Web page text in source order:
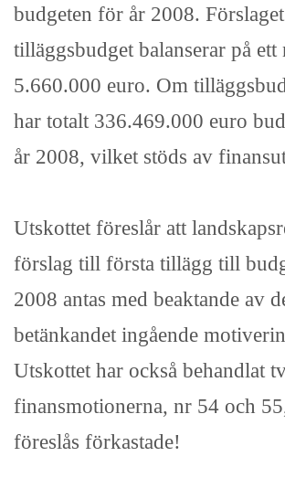
budgeten för år 2008.
tilläggsbudget balanserar på ett
5.660.000 euro. Om
har totalt 336.469.000 euro
år 2008, vilket stöds av
Utskottet föreslår att
förslag till första tillägg till
2008 antas med beaktande av
betänkandet ingående
Utskottet har också behandlat
finansmotionerna, nr 54 och
föreslås förkastade!